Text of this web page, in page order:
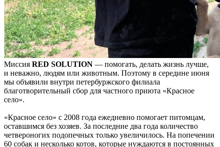
Миссия RED SOLUTION — помогать, делать жизнь лучше,
и неважно, людям или животным. Поэтому в середине июня
мы объявили внутри петербуржского филиала
благотворительный сбор для частного приюта «Красное
село».
«Красное село» с 2008 года ежедневно помогает питомцам,
оставшимся без хозяев. За последние два года количество
четвероногих подопечных только увеличилось. На попечении
60 собак и несколько котов, которые нуждаются в постоянных